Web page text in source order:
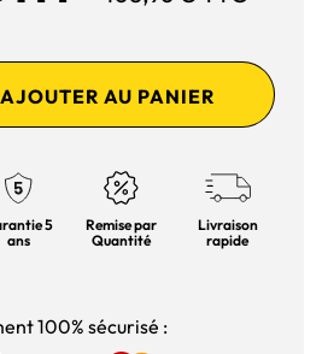
AJOUTER AU PANIER
5
ans
Remise par
Quantité
Livraison
rapide
100% sécurisé :